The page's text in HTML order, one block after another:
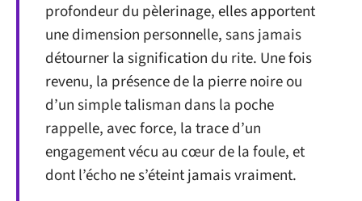
profondeur du pèlerinage, elles apportent
une dimension personnelle, sans jamais
détourner la signification du rite. Une fois
revenu, la présence de la pierre noire ou
d’un simple talisman dans la poche
rappelle, avec force, la trace d’un
engagement vécu au cœur de la foule, et
dont l’écho ne s’éteint jamais vraiment.